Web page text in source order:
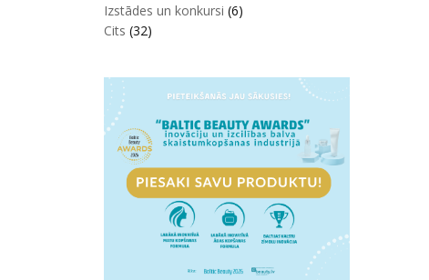
Izstādes un konkursi (6)
Cits (32)